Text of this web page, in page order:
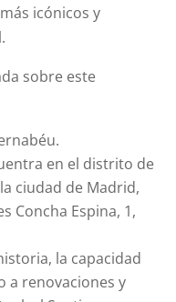
icónicos y
sobre este
en el distrito de
ciudad de Madrid,
Concha Espina, 1,
la capacidad
a renovaciones y